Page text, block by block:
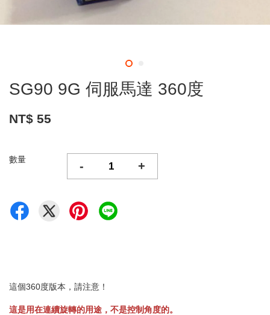
SG90 9G 伺服馬達 360度
NT$ 55
數量 - +
這個360度版本，請注意！
這是用在連續旋轉的用途，不是控制角度的。